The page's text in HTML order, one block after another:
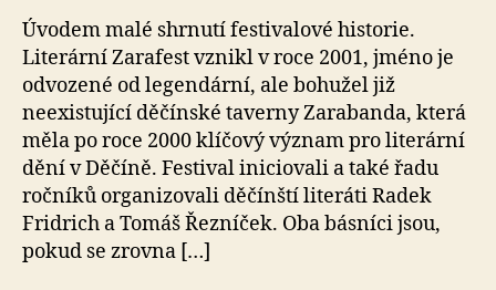
Úvodem malé shrnutí festivalové historie.
Literární Zarafest vznikl v roce 2001, jméno je
odvozené od legendární, ale bohužel již
neexistující děčínské taverny Zarabanda, která
měla po roce 2000 klíčový význam pro literární
dění v Děčíně. Festival iniciovali a také řadu
ročníků organizovali děčínští literáti Radek
Fridrich a Tomáš Řezníček. Oba básníci jsou,
pokud se zrovna […]